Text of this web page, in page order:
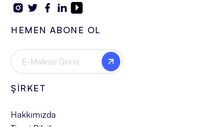
HEMEN ABONE OL
ŞİRKET
Hakkımızda